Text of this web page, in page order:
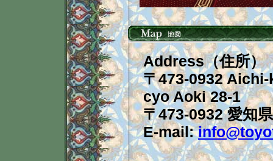
Address（住所）
〒473-0932
cyo Aoki 28-1
〒473-0932 愛知
E-mail: